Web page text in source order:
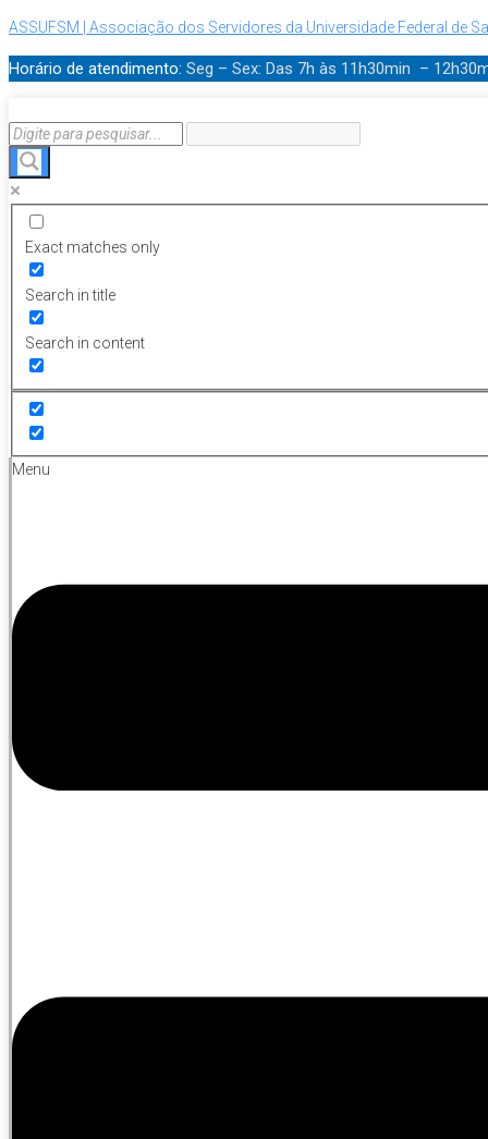
ASSUFSM | Associação dos Servidores da Universidade Federal de
Horário de atendimento: Seg – Sex: Das 7h às 11h30min –
Exact matches only
Search in title
Search in content
Menu